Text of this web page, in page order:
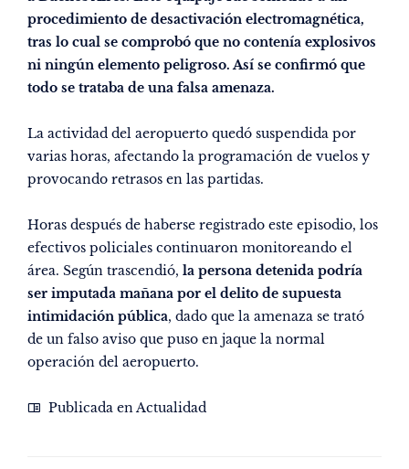
procedimiento de desactivación electromagnética,
tras lo cual se comprobó que no contenía explosivos
ni ningún elemento peligroso. Así se confirmó que
todo se trataba de una falsa amenaza.
La actividad del aeropuerto quedó suspendida por
varias horas, afectando la programación de vuelos y
provocando retrasos en las partidas.
Horas después de haberse registrado este episodio, los
efectivos policiales continuaron monitoreando el
área. Según trascendió, la persona detenida podría
ser imputada mañana por el delito de supuesta
intimidación pública, dado que la amenaza se trató
de un falso aviso que puso en jaque la normal
operación del aeropuerto.
Publicada enActualidad